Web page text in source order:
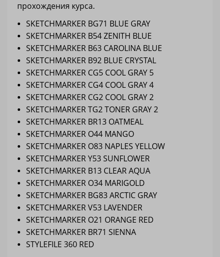
прохождения курса.
SKETCHMARKER BG71 BLUE GRAY
SKETCHMARKER B54 ZENITH BLUE
SKETCHMARKER B63 CAROLINA BLUE
SKETCHMARKER B92 BLUE CRYSTAL
SKETCHMARKER CG5 COOL GRAY 5
SKETCHMARKER CG4 COOL GRAY 4
SKETCHMARKER CG2 COOL GRAY 2
SKETCHMARKER TG2 TONER GRAY 2
SKETCHMARKER BR13 OATMEAL
SKETCHMARKER O44 MANGO
SKETCHMARKER O83 NAPLES YELLOW
SKETCHMARKER Y53 SUNFLOWER
SKETCHMARKER B13 CLEAR AQUA
SKETCHMARKER O34 MARIGOLD
SKETCHMARKER BG83 ARCTIC GRAY
SKETCHMARKER V53 LAVENDER
SKETCHMARKER O21 ORANGE RED
SKETCHMARKER BR71 SIENNA
STYLEFILE 360 RED